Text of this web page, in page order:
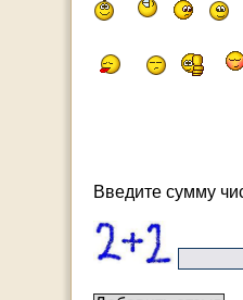
Введите сумму